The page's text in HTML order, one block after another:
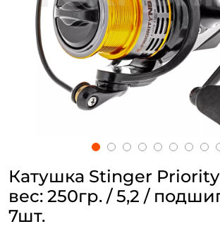
Катушка Stinger Priority
вес: 250гр. / 5,2 /
7шт.